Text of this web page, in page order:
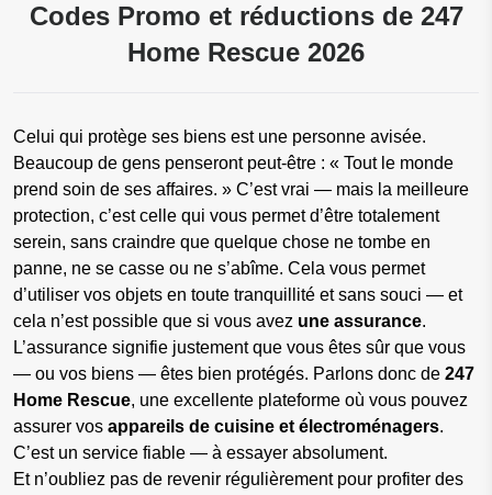
Codes Promo et réductions de 247
Home Rescue 2026
Celui qui protège ses biens est une personne avisée.
Beaucoup de gens penseront peut-être : « Tout le monde
prend soin de ses affaires. » C’est vrai — mais la meilleure
protection, c’est celle qui vous permet d’être totalement
serein, sans craindre que quelque chose ne tombe en
panne, ne se casse ou ne s’abîme. Cela vous permet
d’utiliser vos objets en toute tranquillité et sans souci — et
cela n’est possible que si vous avez une assurance.
L’assurance signifie justement que vous êtes sûr que vous
— ou vos biens — êtes bien protégés. Parlons donc de 247
Home Rescue, une excellente plateforme où vous pouvez
assurer vos appareils de cuisine et électroménagers.
C’est un service fiable — à essayer absolument.
Et n’oubliez pas de revenir régulièrement pour profiter des